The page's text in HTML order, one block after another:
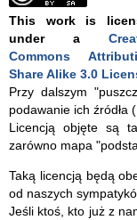
This work is
under a
Commons
Share Alike 3.0
Przy dalszym
podawanie ich źródła (
Licencją objęte są
zarówno mapa
Taką licencją będą
od naszych
Jeśli ktoś, kto już z